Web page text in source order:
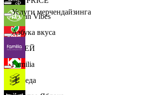
Urban Vibes
О'КЕЙ
Победа
Азбука вкуса
Familia
Услуги мерчендайзинга